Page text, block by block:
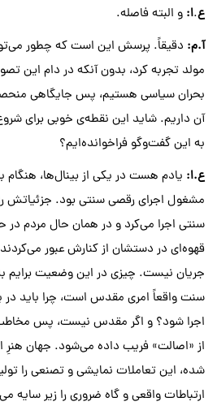
ع.ا: و البته فاصله.
آ.م: دقیقاً. پرسش این است که چطور
مولد تجربه کرد، بدون آنکه در دام این
بحران سیاسی هستیم، پس جایگاهی
آن داریم. شاید این نقطه‌ی خوبی برای
به این گفت‌وگو فراخوانده‌ایم؟
ع.ا: یادم هست در یکی از بینال‌ها، هنگام
مشغول اجرای رقصی سنتی بود. جزئیاتش را
سنتی اجرا می‌کرد و در همان حال مردم در
قهوه‌ای در دستشان از کنارش عبور
جریان نیست. چیزی در این وضعیت برایم
سنت واقعاً امری مقدس است، چرا باید
اجرا شود؟ و اگر مقدس نیست، پس مخاطب
از «اصالت» فریب داده می‌شود. جهان هنرِ
شده، این تعاملات نمایشی و تصنعی را
ارتباطات واقعی و گاه ضروری را زیر سایه